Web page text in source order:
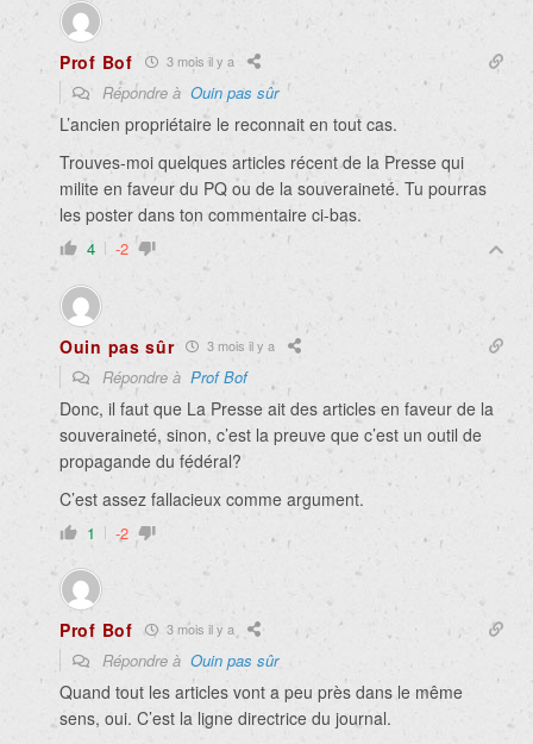
Prof Bof 3 mois il y a
Répondre à Ouin pas sûr
L’ancien propriétaire le reconnait en tout cas.
Trouves-moi quelques articles récent de la Presse qui
milite en faveur du PQ ou de la souveraineté. Tu pourras
les poster dans ton commentaire ci-bas.
4 -2
Ouin pas sûr 3 mois il y a
Répondre à Prof Bof
Donc, il faut que La Presse ait des articles en faveur de la
souveraineté, sinon, c’est la preuve que c’est un outil de
propagande du fédéral?
C’est assez fallacieux comme argument.
1 -2
Prof Bof 3 mois il y a
Répondre à Ouin pas sûr
Quand tout les articles vont a peu près dans le même
sens, oui. C’est la ligne directrice du journal.